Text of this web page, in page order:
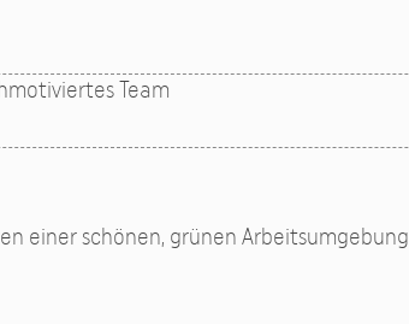
Team
einer schönen, grünen Arbeitsumgebung